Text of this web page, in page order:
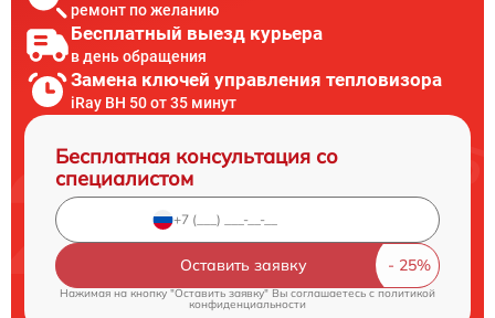
ремонт по желанию
Бесплатный выезд курьера
в день обращения
Замена ключей управления тепловизора
iRay BH 50 от 35 минут
Бесплатная консультация со
специалистом
Оставить заявку
Нажимая на кнопку "Оставить заявку" Вы соглашаетесь cполитикой
конфиденциальности